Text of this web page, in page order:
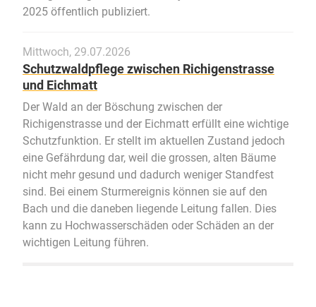
2025 öffentlich publiziert.
Mittwoch, 29.07.2026
Schutzwaldpflege zwischen Richigenstrasse
und Eichmatt
Der Wald an der Böschung zwischen der
Richigenstrasse und der Eichmatt erfüllt eine wichtige
Schutzfunktion. Er stellt im aktuellen Zustand jedoch
eine Gefährdung dar, weil die grossen, alten Bäume
nicht mehr gesund und dadurch weniger Standfest
sind. Bei einem Sturmereignis können sie auf den
Bach und die daneben liegende Leitung fallen. Dies
kann zu Hochwasserschäden oder Schäden an der
wichtigen Leitung führen.